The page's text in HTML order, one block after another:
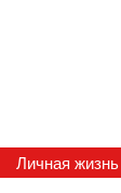
Личная жизнь